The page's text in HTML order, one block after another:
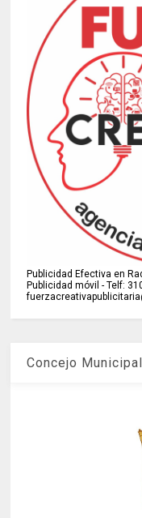
Publicidad Efectiva en
Publicidad móvil - Telf:
Concejo